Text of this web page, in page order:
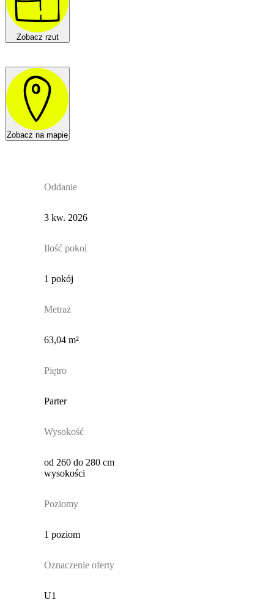
Zobacz rzut
Zobacz na mapie
Oddanie
3 kw. 2026
Ilość pokoi
1 pokój
Metraż
63,04 m²
Piętro
Parter
Wysokość
od 260 do 280 cm
wysokości
Poziomy
1 poziom
Oznaczenie oferty
U1